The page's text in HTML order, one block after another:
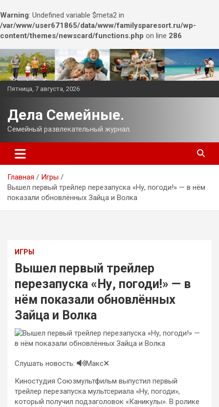
Warning: Undefined variable $meta2 in
/var/www/user671865/data/www/familysparesort.ru/wp-
content/themes/newscard/functions.php on line 286
Перейти
к
содержимому
Пятница, 7 августа, 2026
Дела Семейные.
Семейный развлекательный журнал.
Главная
Игры
Вышел первый трейлер перезапуска «Ну, погоди!» — в нём
показали обновлённых Зайца и Волка
ИГРЫ
Вышел первый трейлер
перезапуска «Ну, погоди!» — в
нём показали обновлённых
Зайца и Волка
Слушать новость:
Макс
Киностудия Союзмультфильм выпустил первый
трейлер перезапуска мультсериала «Ну, погоди»,
который получил подзаголовок «Каникулы». В ролике